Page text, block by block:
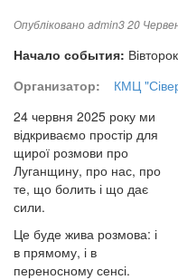
Опублікованоadmin320
Начало события:
Организатор:
КМЦ
24 червня 2025 року ми
відкриваємо простір для
щирої розмови про
Луганщину, про нас, про
те, що болить і що дає
сили.
Це буде жива розмова: і
в прямому, і в
переносному сенсі.